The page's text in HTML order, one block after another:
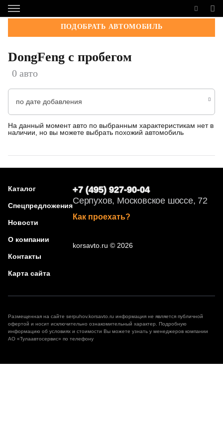
ПОДОБРАТЬ АВТОМОБИЛЬ
DongFeng с пробегом
0 авто
по дате добавления
На данный момент авто по выбранным характеристикам нет в
наличии, но вы можете выбрать похожий автомобиль
Каталог
Спецпредложения
Новости
О компании
Контакты
Карта сайта
+7 (495) 927-90-04
Серпухов, Московское шоссе, 72
Как проехать?
korsavto.ru © 2026
Размещенная на сайте serpuhov.korsavto.ru информация не является публичной
офертой и носит исключительно ознакомительный характер. Подробную
информацию об условиях и стоимости Вы можете узнать у менеджеров компании
АО «Тулаавтосервис» по телефону